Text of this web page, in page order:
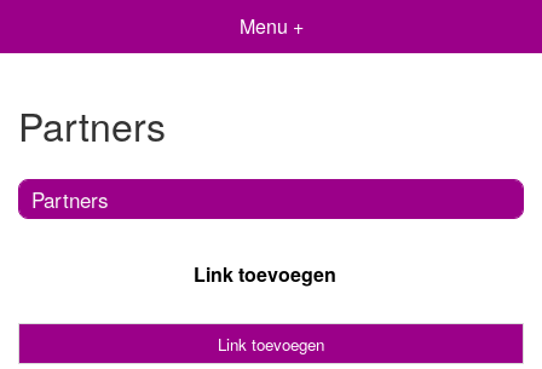
Menu +
Partners
Partners
Link toevoegen
Link toevoegen